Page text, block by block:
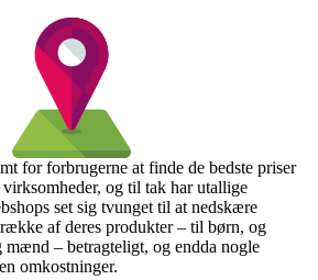
for forbrugerne at finde de bedste priser
og til tak har utallige
set sig tvunget til at nedskære
af deres produkter – til børn, og
– betragteligt, og endda nogle
omkostninger.